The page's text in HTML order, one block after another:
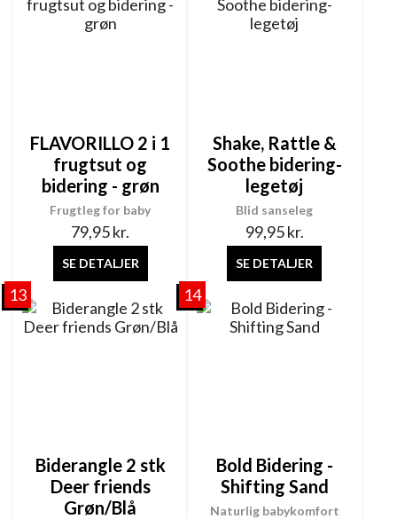
Frugtleg for baby
FLAVORILLO 2 i 1
frugtsut og
bidering - grøn
79,95kr.
SE DETALJER
Blid sanseleg
Shake, Rattle &
Soothe bidering-
legetøj
99,95kr.
SE DETALJER
13
Biderangle 2 stk
Deer friends
Grøn/Blå
14
Naturlig babykomfort
Bold Bidering -
Shifting Sand